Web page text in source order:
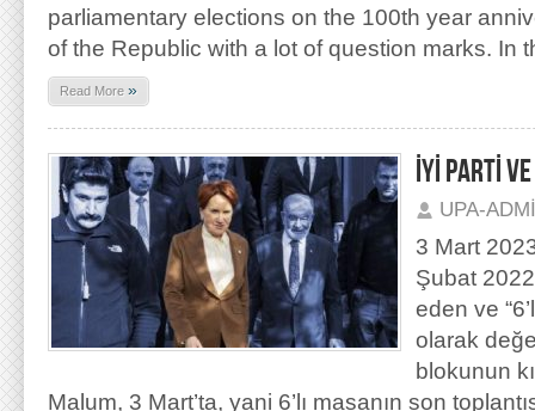
parliamentary elections on the 100th year
of the Republic with a lot of question marks. In
Read More »
İYİ PARTİ
UPA-
3 Mart
Şubat
eden ve
olarak
blokunun
Malum, 3 Mart’ta, yani 6’lı masanın son